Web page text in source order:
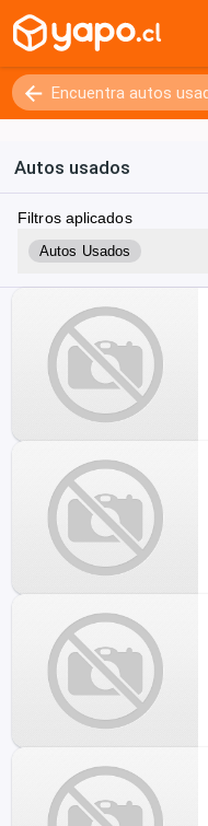
Autos usados
Filtros aplicados
Autos Usados